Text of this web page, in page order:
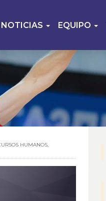
NOTICIAS EQUIPO
HUMANOS,